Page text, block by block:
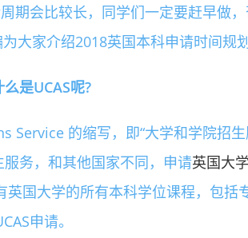
期会比较长，同学们一定要赶早做
大家介绍2018英国本科申请时间规划
是UCAS呢?
的缩写，即“大学和学院招
务，和其他国家不同，申请英国大学
国大学的所有本科学位课程，包括
申请。